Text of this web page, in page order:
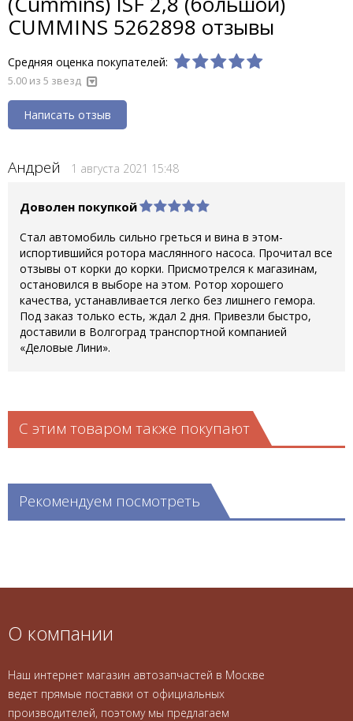
CUMMINS 5262898 отзывы
Средняя оценка покупателей:
5.00 из 5 звезд
Написать отзыв
Андрей 1 августа 2021 15:48
Доволен покупкой
Стал автомобиль сильно греться и вина в этом-
испортившийся ротора маслянного насоса. Прочитал все
отзывы от корки до корки. Присмотрелся к магазинам,
остановился в выборе на этом. Ротор хорошего
качества, устанавливается легко без лишнего гемора.
Под заказ только есть, ждал 2 дня. Привезли быстро,
доставили в Волгоград транспортной компанией
«Деловые Лини».
С этим товаром также покупают
Рекомендуем посмотреть
О компании
Наш интернет магазин автозапчастей в Москве
ведет прямые поставки от официальных
производителей, поэтому мы предлагаем